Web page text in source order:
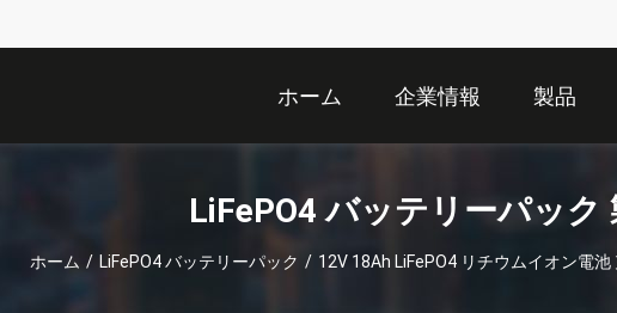
ホーム 企業情報 製品
LiFePO4 バッテリーパック
ホーム / LiFePO4 バッテリーパック / 12V 18Ah LiFePO4 リチウムイオン電